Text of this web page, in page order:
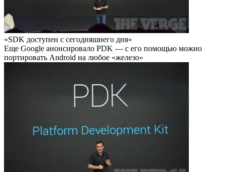
«SDK доступен с сегодняшнего дня»
Еще Google анонсировало PDK — с его помощью можно
портировать Android на любое «железо»